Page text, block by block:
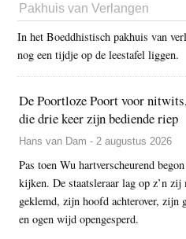
Pakhuis van Verlangen
In het Boeddhistisch pakhuis van
nog een tijdje op de leestafel liggen.
De Poortloze Poort voor
die drie keer zijn bediende riep
Hans van Dam - 2 augustus 2026
Pas toen Wu hartverscheurend
kijken. De staatsleraar lag op z’n
geklemd, zijn hoofd achterover, zijn
en ogen wijd opengesperd.